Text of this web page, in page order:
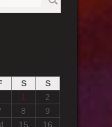
S
S
1
2
8
9
15
16